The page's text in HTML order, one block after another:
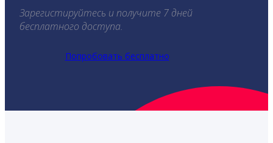
Зарегистируйтесь и получите 7 дней
бесплатного доступа.
Попробовать бесплатно